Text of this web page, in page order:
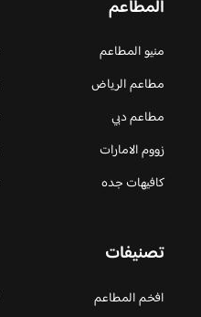
المطاعم
منيو المطاعم
مطاعم الرياض
مطاعم دبي
زووم الامارات
كافيهات جده
تصنيفات
افخم المطاعم